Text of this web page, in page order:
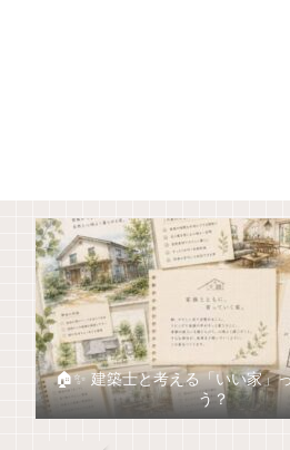
🏠✨ 建築士と考える「いい家」
う？